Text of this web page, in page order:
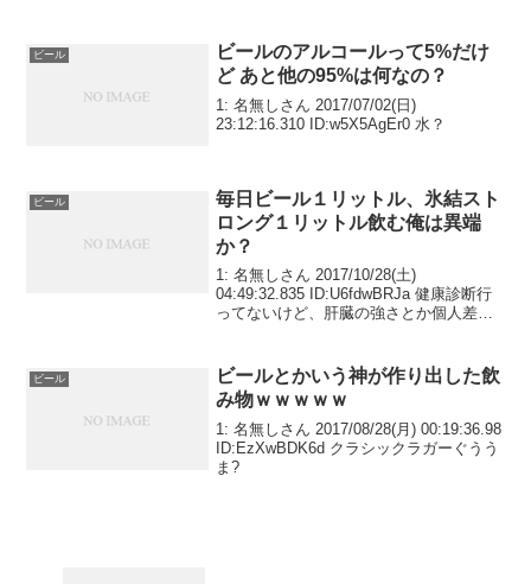
てたくさん飲めそうかな...
ビール
ビールのアルコールって5%だけ
ど あと他の95%は何なの？
1: 名無しさん 2017/07/02(日)
23:12:16.310 ID:w5X5AgEr0 水？
ビール
毎日ビール１リットル、氷結スト
ロング１リットル飲む俺は異端
か？
1: 名無しさん 2017/10/28(土)
04:49:32.835 ID:U6fdwBRJa 健康診断行
ってないけど、肝臓の強さとか個人差あ
ビール
ビールとかいう神が作り出した飲
み物ｗｗｗｗｗ
1: 名無しさん 2017/08/28(月) 00:19:36.98
ID:EzXwBDK6d クラシックラガーぐうう
ま?